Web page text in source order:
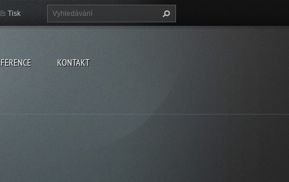
KONTAKT
Tisk